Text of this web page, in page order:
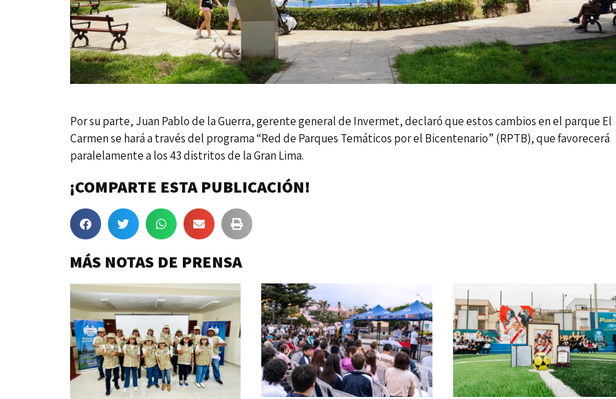
Por su parte, Juan Pablo de la Guerra, gerente general de Invermet, declaró que estos cambios en el parque El
Carmen se hará a través del programa “Red de Parques Temáticos por el Bicentenario” (RPTB), que favorecerá
paralelamente a los 43 distritos de la Gran Lima.
¡COMPARTE ESTA PUBLICACIÓN!
MÁS NOTAS DE PRENSA